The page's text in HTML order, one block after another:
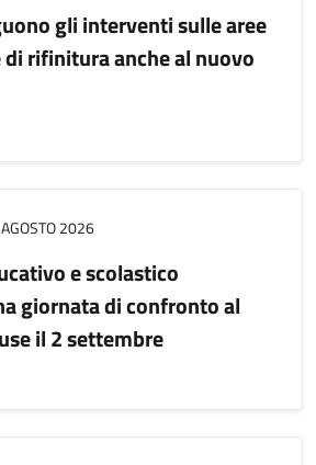
gli interventi sulle aree
di rifinitura anche al nuovo
2026
e scolastico
giornata di confronto al
il 2 settembre